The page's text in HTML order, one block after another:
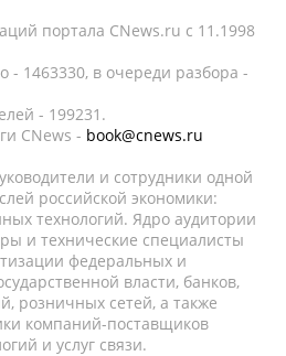
портала CNews.ru c 11.1998
1463330, в очереди разбора -
- 199231.
CNews - book@cnews.ru
и сотрудники одной
российской экономики:
технологий. Ядро аудитории
и технические специалисты
федеральных и
власти, банков,
розничных сетей, а также
компаний-поставщиков
и услуг связи.